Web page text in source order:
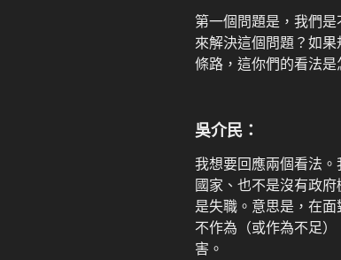
第一個問題是，我們
來解決這個問題？如
條路，這你們的看法是
吳介民：
我想要回應兩個看法
國家、也不是沒有政
是失職。意思是，在
不作為（或作為不足
害。